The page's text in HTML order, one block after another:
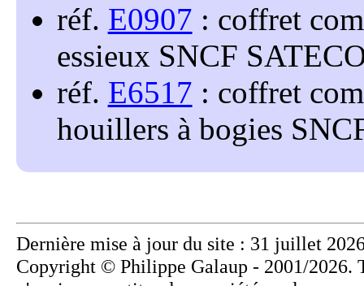
réf. E0907 : coffret
essieux SNCF
réf. E6517 : coffret
houillers à bogies